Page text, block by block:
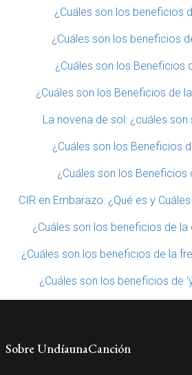
¿Cuáles son los beneficios
¿Cuáles son los beneficios
¿Cuáles son los Beneficios
¿Cuáles son los Beneficios de
La novena de sol: ¿cuáles
¿Cuáles son los Beneficios
¿Cuáles son los Beneficios
CIR en Embarazo: ¿Qué es y
¿Cuáles son los beneficios de la
¿Cuáles son los beneficios de la
¿Cuáles son los beneficios de
Sobre UndíaunaCanción